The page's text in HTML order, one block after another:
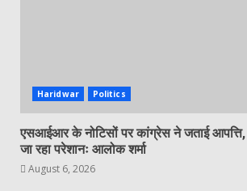
Haridwar Politics
एसआईआर के नोटिसों पर कांग्रेस ने जताई आपत्ति,
जा रहा परेशानः आलोक शर्मा
August 6, 2026